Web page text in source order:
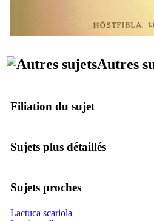
Autres
Filiation du sujet
Sujets plus détaillés
Sujets proches
Lactuca scariola